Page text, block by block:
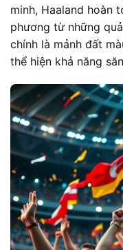
minh, Haaland hoàn
phương từ những
chính là mảnh đất
thể hiện khả năng